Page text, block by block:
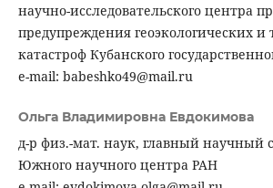
научно-исследовательского центра
предупреждения геоэкологических и
катастроф Кубанского
e-mail: babeshko49@mail.ru
Ольга Владимировна Евдокимова
д-р физ.-мат. наук, главный научный
Южного научного центра РАН